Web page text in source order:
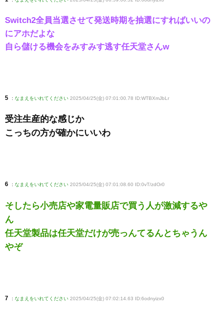
Switch2全員当選させて発送時期を抽選にすればいいの
にアホだよな
自ら儲ける機会をみすみす逃す任天堂さんw
5 : なまえをいれてください 2025/04/25(金) 07:01:00.78 ID:WTBXmJbLr
受注生産的な感じか
こっちの方が確かにいいわ
6 : なまえをいれてください 2025/04/25(金) 07:01:08.60 ID:0vT/zdOr0
そしたら小売店や家電量販店で買う人が激減するや
ん
任天堂製品は任天堂だけが売っんてるんとちゃうん
やぞ
7 : なまえをいれてください 2025/04/25(金) 07:02:14.63 ID:6odnyizx0